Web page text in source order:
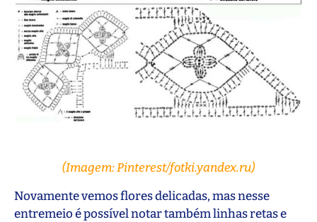
(Imagem: Pinterest/fotki.yandex.ru)
Novamente vemos flores delicadas, mas nesse
entremeio é possível notar também linhas retas e